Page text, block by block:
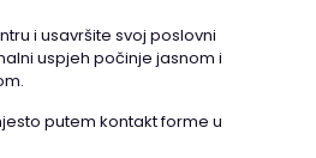
i usavršite svoj poslovni
uspjeh počinje jasnom i
putem kontakt forme u